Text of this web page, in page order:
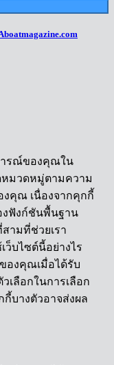
ารณ์ของคุณใน
มวดหมู่ตามความ
งคุณ เนื่องจากคุกกี้
งฟังก์ชันพื้นฐาน
ามที่ช่วยเรา
ว็บไซต์นี้อย่างไร
ของคุณเมื่อได้รับ
ลือกในการเลือก
บางตัวอาจส่งผล